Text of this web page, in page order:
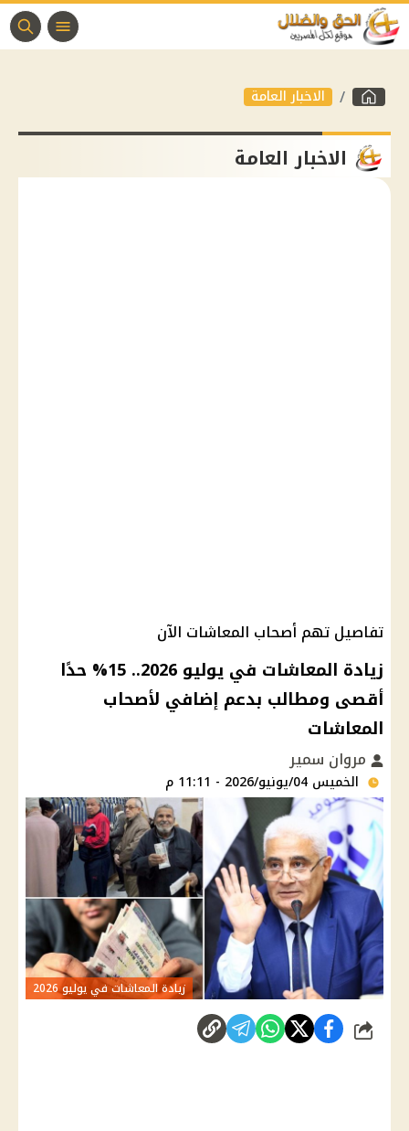
الاخبار العامة
الاخبار العامة
تفاصيل تهم أصحاب المعاشات الآن
زيادة المعاشات في يوليو 2026.. 15% حدًا
أقصى ومطالب بدعم إضافي لأصحاب
المعاشات
مروان سمير
الخميس 04/يونيو/2026 - 11:11 م
زيادة المعاشات في يوليو 2026
شارك